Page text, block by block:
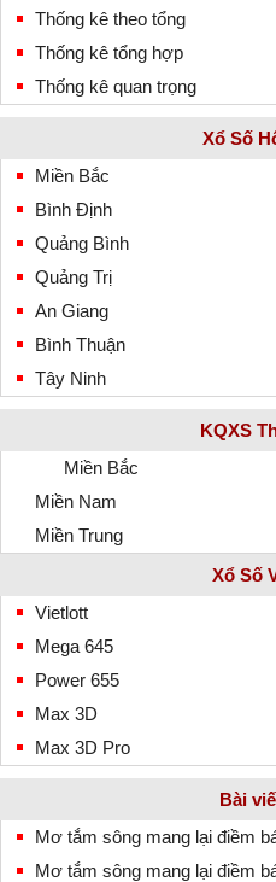
Thống kê theo tổng
Thống kê tổng hợp
Thống kê quan trọng
Xổ Số
Miền Bắc
Bình Định
Quảng Bình
Quảng Trị
An Giang
Bình Thuận
Tây Ninh
KQXS
Miền Bắc
Miền Nam
Miền Trung
Xổ Số
Vietlott
Mega 645
Power 655
Max 3D
Max 3D Pro
Bài
Mơ tắm sông mang lại điềm
Mơ tắm sông mang lại điềm